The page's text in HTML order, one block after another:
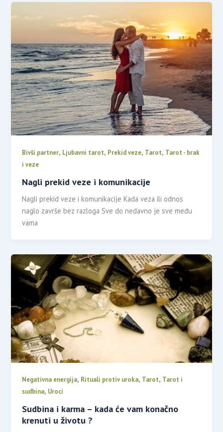
Bivši partner, Ljubavni tarot, Prekid veze, Tarot, Tarot - brak
i veze
Nagli prekid veze i komunikacije
Nagli prekid veze i komunikacije Kada veza ili odnos
naglo završe bez razloga Sve do nedavno je sve među
vama
Negativna energija, Rituali protiv uroka, Tarot, Tarot i
sudbina, Uroci
Sudbina i karma – kada će vam konačno
krenuti u životu ?